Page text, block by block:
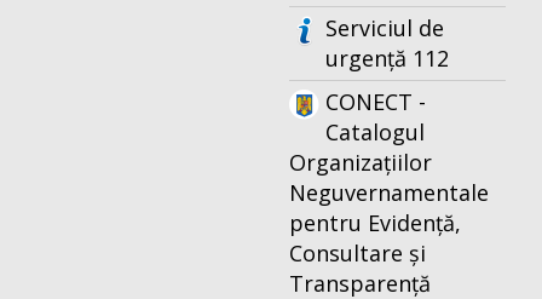
Serviciul de
urgență 112
CONECT -
Catalogul
Organizațiilor
Neguvernamentale
pentru Evidență,
Consultare și
Transparență